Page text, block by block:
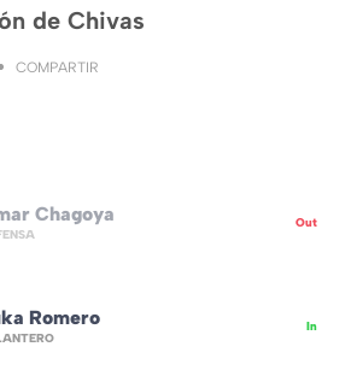
de Chivas
COMPARTIR
Chagoya Out
Romero In